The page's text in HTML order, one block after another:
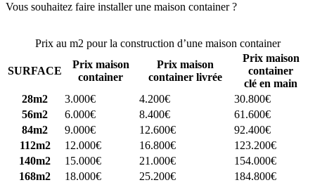
Vous souhaitez faire installer une maison container ?
Prix au m2 pour la construction d’une maison container
SURFACE
Prix maison
container
Prix maison
container livrée
Prix maison
container
clé en main
28m2
3.000€ 4.200€
30.800€
56m2
6.000€ 8.400€
61.600€
84m2
9.000€ 12.600€
92.400€
112m2
12.000€ 16.800€
123.200€
140m2
15.000€ 21.000€
154.000€
168m2
18.000€ 25.200€
184.800€